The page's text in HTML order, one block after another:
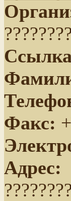
Факс:
Адрес: